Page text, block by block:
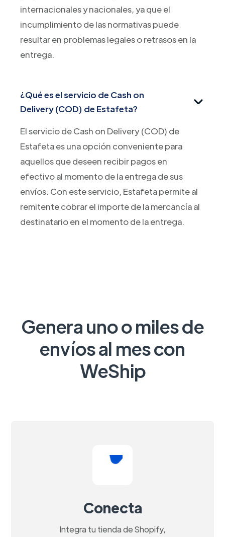
internacionales y nacionales, ya que el
incumplimiento de las normativas puede
resultar en problemas legales o retrasos en la
entrega.
¿Qué es el servicio de Cash on
Delivery (COD) de Estafeta?
El servicio de Cash on Delivery (COD) de
Estafeta es una opción conveniente para
aquellos que deseen recibir pagos en
efectivo al momento de la entrega de sus
envíos. Con este servicio, Estafeta permite al
remitente cobrar el importe de la mercancía al
destinatario en el momento de la entrega.
Genera uno o miles de
envíos al mes con
WeShip
Conecta
Integra tu tienda de Shopify,